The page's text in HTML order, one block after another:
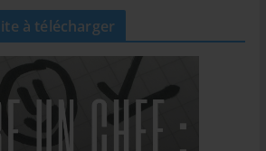
à télécharger